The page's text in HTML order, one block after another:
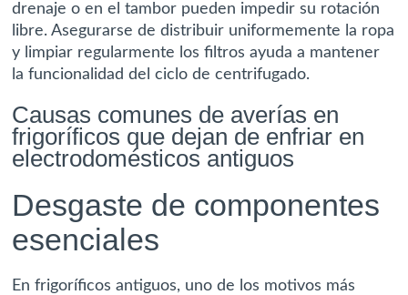
drenaje o en el tambor pueden impedir su rotación
libre. Asegurarse de distribuir uniformemente la ropa
y limpiar regularmente los filtros ayuda a mantener
la funcionalidad del ciclo de centrifugado.
Causas comunes de averías en
frigoríficos que dejan de enfriar en
electrodomésticos antiguos
Desgaste de componentes
esenciales
En frigoríficos antiguos, uno de los motivos más